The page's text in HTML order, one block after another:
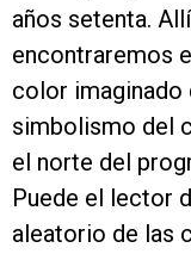
años setenta.
encontraremos
color imaginado
simbolismo del
el norte del
Puede el lector
aleatorio de las